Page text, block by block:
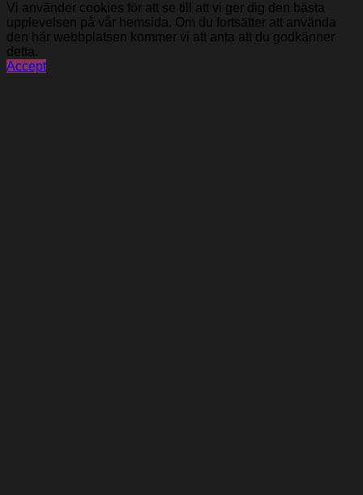
Vi använder cookies för att se till att vi ger dig den bästa
upplevelsen på vår hemsida. Om du fortsätter att använda
den här webbplatsen kommer vi att anta att du godkänner
detta.
Accept